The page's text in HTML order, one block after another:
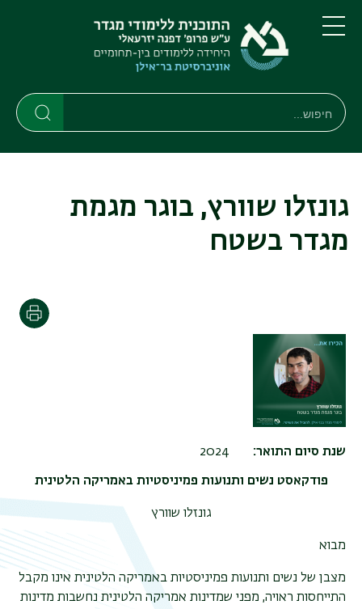
לתוכן
העיקרי
לתפריט
ניווט
ראשי
חיפוש
חיפוש
גונזלו שוורץ, בוגר מגמת
מגדר בשטח
שנת סיום התואר 2024
פודקאסט נשים ותנועות פמיניסטיות באמריקה הלטינית
גונזלו שוורץ
מבוא
מצבן של נשים ותנועות פמיניסטיות באמריקה הלטינית אינו מקבל
התייחסות ראויה, מפני שמדינות אמריקה הלטינית נחשבות מדינות